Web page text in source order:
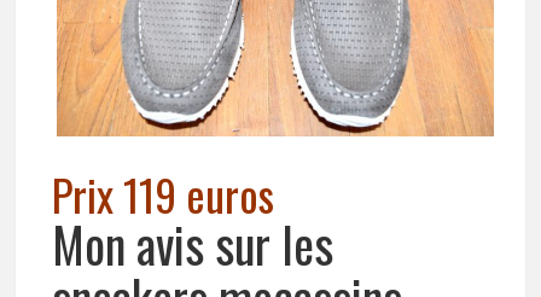
Prix 119 euros
Mon avis sur les